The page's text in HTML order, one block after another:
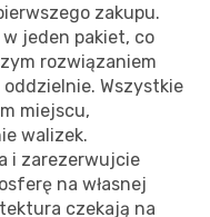
zakupu.
jeden pakiet, co
rozwiązaniem
Wszystkie
miejscu,
walizek.
i zarezerwujcie
na własnej
czekają na